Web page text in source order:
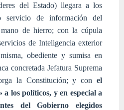
del Estado) llegara a los
servicio de información del
de hierro; con la cúpula
de Inteligencia exterior
obediente y sumisa en
concretada Jefatura Suprema
la Constitución; y con el
los políticos, y en especial a
del Gobierno elegidos